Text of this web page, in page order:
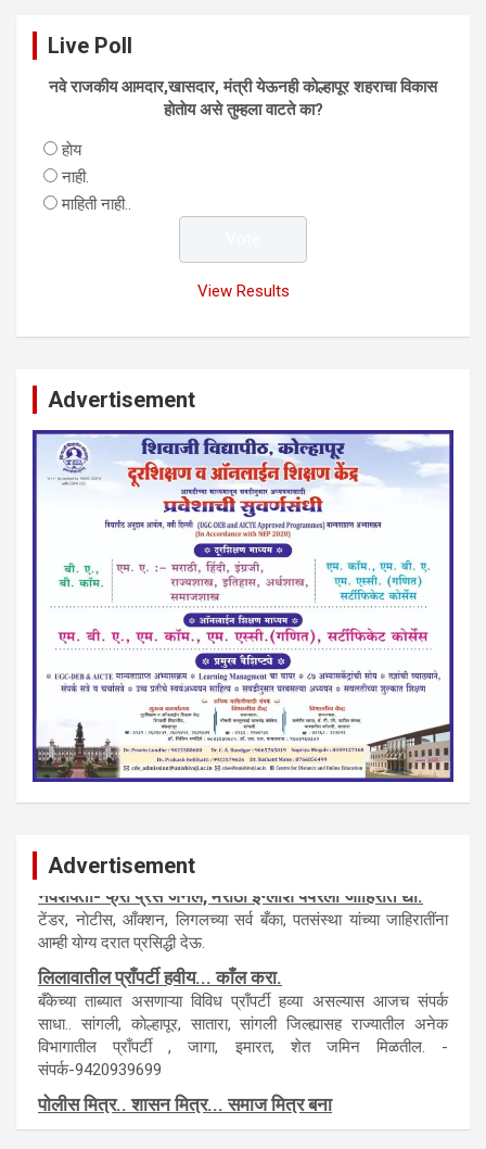
Live Poll
नवे राजकीय आमदार,खासदार, मंत्री येऊनही काेल्हापूर शहराचा विकास
हाेताेय असे तुम्हला वाटते का?
हाेय
नाही.
माहिती नाही..
View Results
Advertisement
Advertisement
नवशक्ती- फ्री प्रेस जर्नल, मराठी इंग्लीश पेपरला जाहिरात द्या.
टेंडर, नाेटीस, आँक्शन, लिगलच्या सर्व बँका, पतसंस्था यांच्या जाहिरातींना
लिलावातील प्राँपर्टी हवीय... काँल करा.
बँकेच्या ताब्यात असणाऱ्या विविध प्राँपर्टी हव्या असल्यास आजच संपर्क
साधा.. सांगली, काेल्हापूर, सातारा, सांगली जिल्ह्यासह राज्यातील अनेक
विभागातील प्राँपर्टी , जागा, इमारत, शेत जमिन मिळतील. -